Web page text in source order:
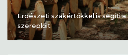
Erdészeti szakértőkkel is segíti a
szereplőit